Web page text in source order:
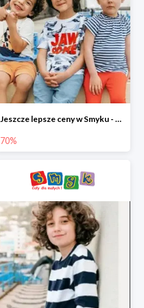
Jeszcze lepsze ceny w Smyku - ubrania i buty do -70%
70%